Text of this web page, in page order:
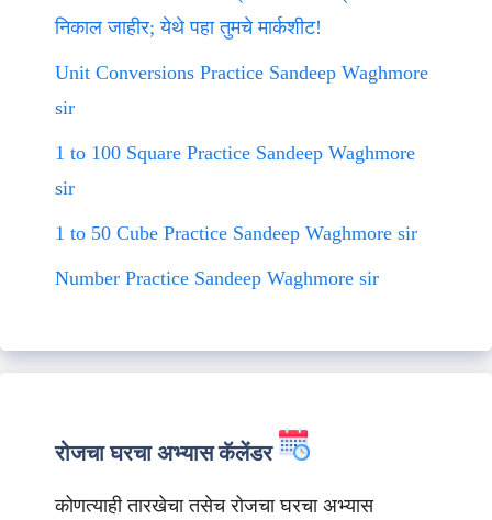
निकाल जाहीर; येथे पहा तुमचे मार्कशीट!
Unit Conversions Practice Sandeep Waghmore
sir
1 to 100 Square Practice Sandeep Waghmore
sir
1 to 50 Cube Practice Sandeep Waghmore sir
Number Practice Sandeep Waghmore sir
रोजचा घरचा अभ्यास कॅलेंडर
कोणत्याही तारखेचा तसेच रोजचा घरचा अभ्यास